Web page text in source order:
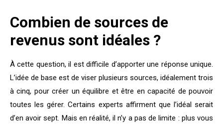
Combien de sources de
revenus sont idéales ?
À cette question, il est difficile d’apporter une réponse unique.
L’idée de base est de viser plusieurs sources, idéalement trois
à cinq, pour créer un équilibre et être en capacité de pouvoir
toutes les gérer. Certains experts affirment que l’idéal serait
d’en avoir sept. Mais en réalité, il n’y a pas de limite : plus vous